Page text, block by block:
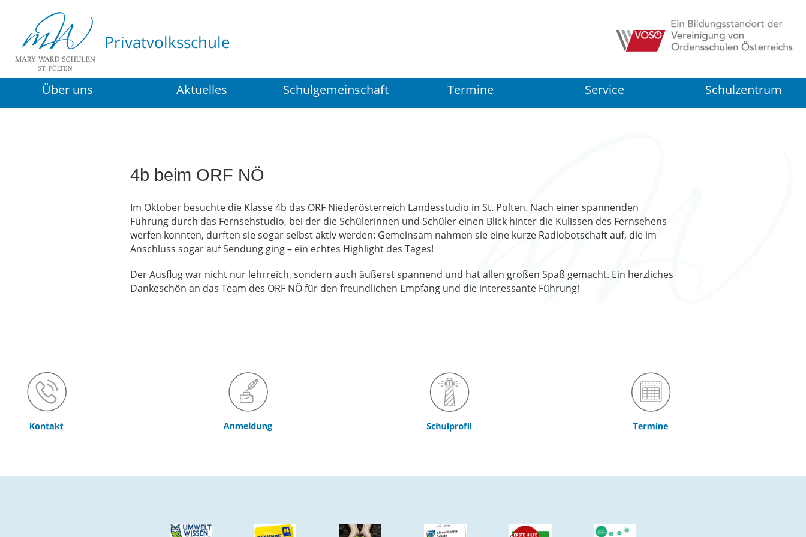
Über uns Aktuelles Schulgemeinschaft Termine Service Schulzentrum
4b beim ORF NÖ
Im Oktober besuchte die Klasse 4b das ORF Niederösterreich Landesstudio in St. Pölten. Nach einer spannenden
Führung durch das Fernsehstudio, bei der die Schülerinnen und Schüler einen Blick hinter die Kulissen des Fernsehens
werfen konnten, durften sie sogar selbst aktiv werden: Gemeinsam nahmen sie eine kurze Radiobotschaft auf, die im
Anschluss sogar auf Sendung ging – ein echtes Highlight des Tages!
Der Ausflug war nicht nur lehrreich, sondern auch äußerst spannend und hat allen großen Spaß gemacht. Ein herzliches
Dankeschön an das Team des ORF NÖ für den freundlichen Empfang und die interessante Führung!